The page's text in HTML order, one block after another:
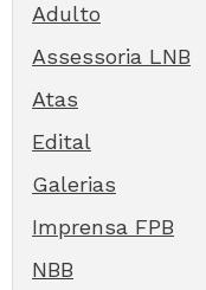
Adulto
Assessoria LNB
Atas
Edital
Galerias
Imprensa FPB
NBB